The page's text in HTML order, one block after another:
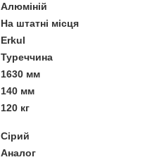
Алюміній
На штатні місця
Erkul
Туреччина
1630 мм
140 мм
120 кг
Сірий
Аналог